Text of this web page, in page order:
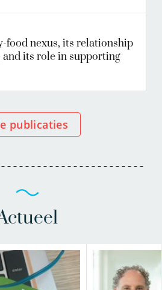
food nexus, its relationship
and its role in supporting
publicaties